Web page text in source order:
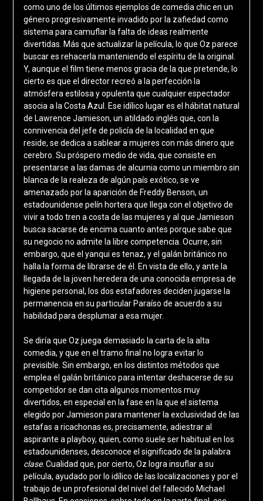
como uno de los últimos ejemplos de comedia chic en un
género progresivamente invadido por la zafiedad como
sistema para camuflar la falta de ideas realmente
divertidas. Más que actualizar la película, lo que Oz parece
buscar es rehacerla manteniendo el espíritu de la original.
Y, aunque el film tiene menos gracia de la que pretende, lo
cierto es que el director recreó a la perfección la
atmósfera estilosa y opulenta que cualquier espectador
asocia a la Costa Azul. Ese idílico lugar es el hábitat natural
de Lawrence Jamieson, un atildado inglés que, con la
connivencia del jefe de policía de la localidad en que
reside, se dedica a sablear a mujeres con más dinero que
cerebro. Su próspero medio de vida, que consiste en
presentarse a las damas de alcurnia como un miembro sin
blanca de la realeza de algún país exótico, se ve
amenazado por la aparición de Freddy Benson, un
estadounidense pelín hortera que llega con el objetivo de
vivir a todo tren a costa de las mujeres y al que Jamieson
busca sacarse de encima cuanto antes porque sabe que
su negocio no admite la libre competencia. Ocurre, sin
embargo, que el yanqui es tenaz, y el galán británico no
halla la forma de librarse de él. En vista de ello, y ante la
llegada de la joven heredera de una conocida empresa de
higiene personal, los dos estafadores deciden jugarse la
permanencia en su particular Paraíso de acuerdo a su
habilidad para desplumar a esa mujer.
Se diría que Oz juega demasiado la carta de la alta
comedia, y que en el tramo final no logra evitar lo
previsible. Sin embargo, en los distintos métodos que
emplea el galán británico para intentar deshacerse de su
competidor se dan cita algunos momentos muy
divertidos, en especial en la fase en la que el sistema
elegido por Jamieson para mantener la exclusividad de las
estafas a ricachonas es, precisamente, adiestrar al
aspirante a playboy, quien, como suele ser habitual en los
estadounidenses, desconoce el significado de la palabra
clase. Cualidad que, por cierto, Oz logra insuflar a su
película, ayudado por lo idílico de las localizaciones y por el
trabajo de un profesional del nivel del fallecido Michael